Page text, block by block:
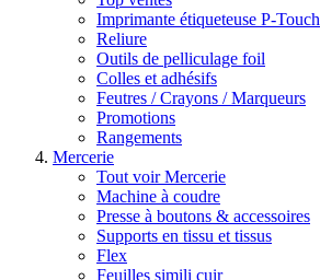
Imprimante étiqueteuse P-Touch
Reliure
Outils de pelliculage foil
Colles et adhésifs
Feutres / Crayons / Marqueurs
Promotions
Rangements
Mercerie
Tout voir Mercerie
Machine à coudre
Presse à boutons & accessoires
Supports en tissu et tissus
Flex
Feuilles simili cuir